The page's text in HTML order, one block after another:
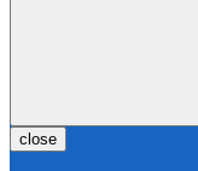
close